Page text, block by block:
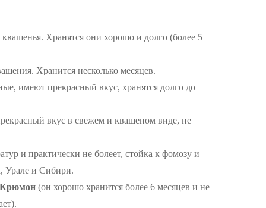
Хранятся они хорошо и долго (более 5
Хранится несколько месяцев.
имеют прекрасный вкус, хранятся долго до
вкус в свежем и квашеном виде, не
и практически не болеет, стойка к фомозу и
Урале и Сибири.
(он хорошо хранится более 6 месяцев и не